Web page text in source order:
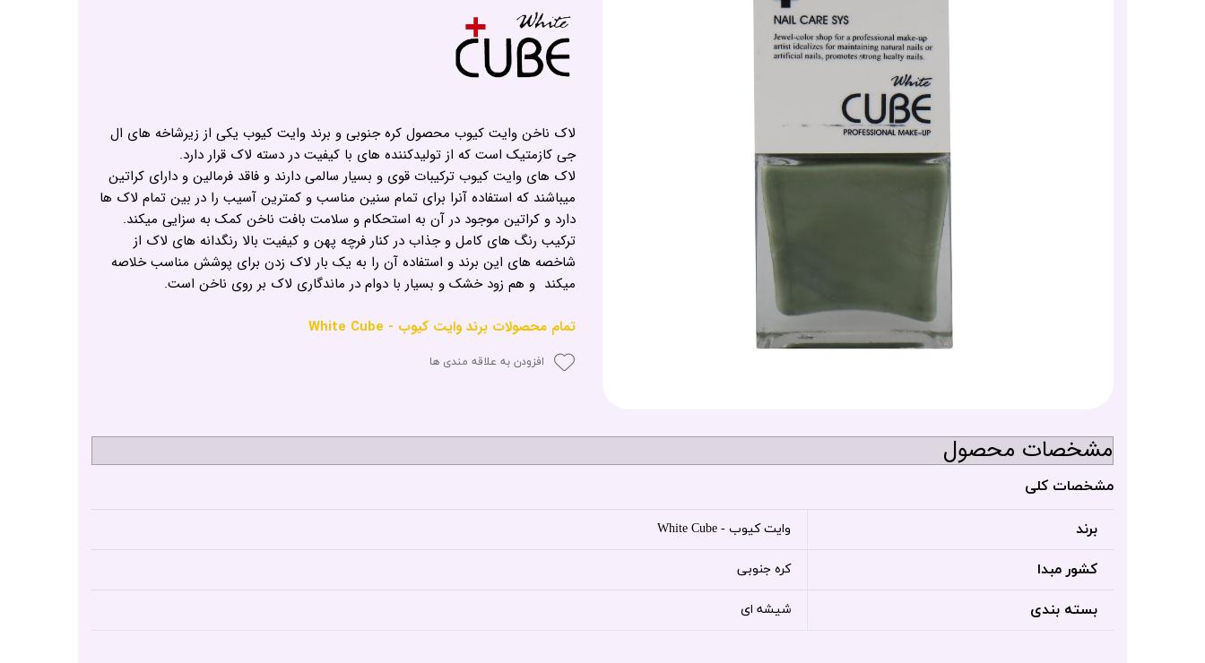
لاک ناخن وایت کیوب محصول کره جنوبی و برند وایت کیوب یکی از زیرشاخه های ال
جی کازمتیک است که از تولیدکننده های با کیفیت در دسته لاک قرار دارد.
لاک های وایت کیوب ترکیبات قوی و بسیار سالمی دارند و فاقد فرمالین و دارای کراتین
میباشند که استفاده آنرا برای تمام سنین مناسب و کمترین آسیب را در بین تمام لاک ها
دارد و کراتین موجود در آن به استحکام و سلامت بافت ناخن کمک به سزایی میکند.
ترکیب رنگ های کامل و جذاب در کنار فرچه پهن و کیفیت بالا رنگدانه های لاک از
شاخصه های این برند و استفاده آن را به یک بار لاک زدن برای پوشش مناسب خلاصه
میکند و هم زود خشک و بسیار با دوام در ماندگاری لاک بر روی ناخن است.
تمام محصولات برند وایت کیوب - White Cube
افزودن به علاقه مندی ها
مشخصات محصول
مشخصات کلی
برند وایت کیوب - White Cube
کشور مبدا کره جنوبی
بسته بندی شیشه ای